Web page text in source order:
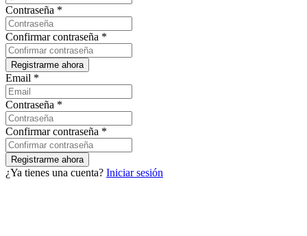
Contraseña *
Confirmar contraseña *
Email *
Contraseña *
Confirmar contraseña *
¿Ya tienes una cuenta? Iniciar sesión